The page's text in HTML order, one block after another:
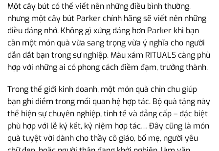
Một cây bút có thể viết nên những điều bình thường,
nhưng một cây bút Parker chính hãng sẽ viết nên những
điều đáng nhớ. Không gì xứng đáng hơn Parker khi bạn
cần một món quà vừa sang trọng vừa ý nghĩa cho người
dẫn dắt bạn trong sự nghiệp. Màu xám RITUALS càng phù
hợp với những ai có phong cách điềm đạm, trưởng thành.
Trong thế giới kinh doanh, một món quà chỉn chu giúp
bạn ghi điểm trong mối quan hệ hợp tác. Bộ quà tặng này
thể hiện sự chuyên nghiệp, tinh tế và đẳng cấp – đặc biệt
phù hợp với lễ ký kết, kỷ niệm hợp tác… Đây cũng là món
quà tuyệt vời dành cho thầy cô giáo, bố mẹ, người yêu